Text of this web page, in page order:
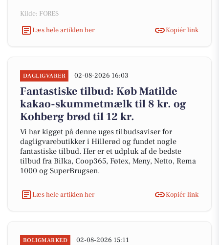
Kilde: FORES
Læs hele artiklen her
Kopiér link
DAGLIGVARER 02-08-2026 16:03
Fantastiske tilbud: Køb Matilde
kakao-skummetmælk til 8 kr. og
Kohberg brød til 12 kr.
Vi har kigget på denne uges tilbudsaviser for
dagligvarebutikker i Hillerød og fundet nogle
fantastiske tilbud. Her er et udpluk af de bedste
tilbud fra Bilka, Coop365, Føtex, Meny, Netto, Rema
1000 og SuperBrugsen.
Læs hele artiklen her Kopiér link
BOLIGMARKED 02-08-2026 15:11